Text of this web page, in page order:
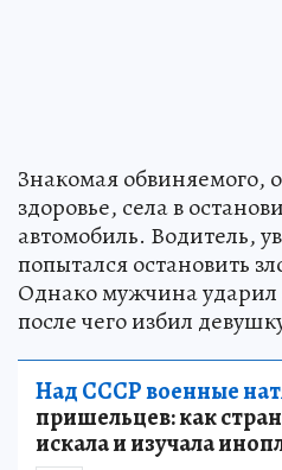
Знакомая обвиняемого,
здоровье, села в
автомобиль. Водитель,
попытался остановить
Однако мужчина ударил
после чего избил
Над СССР военные
пришельцев: как
искала и изучала